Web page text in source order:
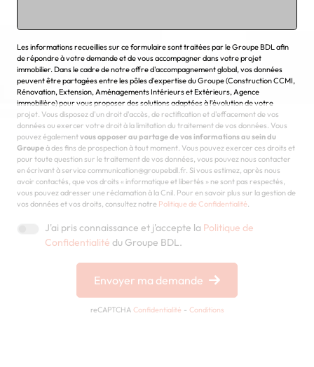
Chargement...
Les informations recueillies sur ce formulaire sont traitées par le Groupe BDL afin
de répondre à votre demande et de vous accompagner dans votre projet
immobilier. Dans le cadre de notre offre d'accompagnement global, vos données
peuvent être partagées entre les pôles d'expertise du Groupe (Construction CCMI,
Rénovation, Extension, Aménagements Intérieurs et Extérieurs, Agence
immobilière) pour vous proposer des solutions adaptées à l'évolution de votre
projet. Vous disposez d'un droit d'accès, de rectification et d'effacement de vos
données ou exercer votre droit à la limitation du traitement de vos données. Vous
pouvez égalementvous opposer au partage de vos informations au sein du
Groupeà des fins de prospection à tout moment. Vous pouvez exercer ces droits et
pour toute question sur le traitement de vos données, vous pouvez nous contacter
en écrivant à service communication@groupebdl.fr. Si vous estimez, après nous
avoir contactés, que vos droits « informatique et libertés » ne sont pas respectés,
vous pouvez adresser une réclamation à la Cnil. Pour en savoir plus sur la gestion de
vos données et vos droits, consultez notre Politique de Confidentialité.
J'ai pris connaissance et j'accepte la Politique de
Confidentialité du Groupe BDL.
Envoyer ma demande
reCAPTCHA Confidentialité - Conditions